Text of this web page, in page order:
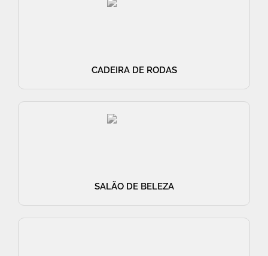
CADEIRA DE RODAS
SALÃO DE BELEZA